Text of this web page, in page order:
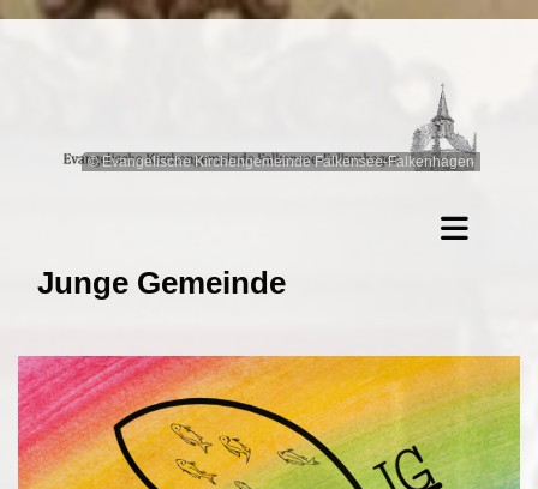
© Evangelische Kirchengemeinde Falkensee-Falkenhagen
Junge Gemeinde